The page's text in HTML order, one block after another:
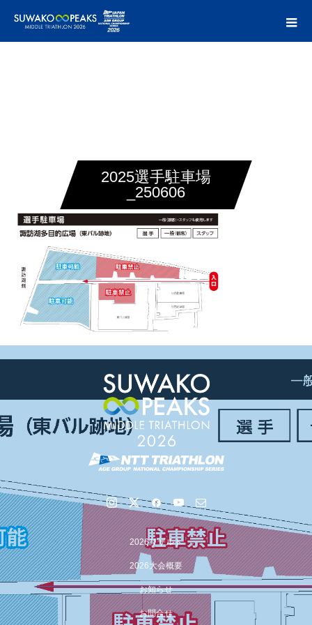
2025選手駐車場
_250606
2026リザルト
2026大会概要
お知らせ
お問合せ